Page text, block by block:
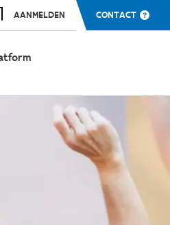
AANMELDEN CONTACT